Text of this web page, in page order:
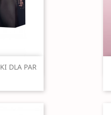
DLA PAR